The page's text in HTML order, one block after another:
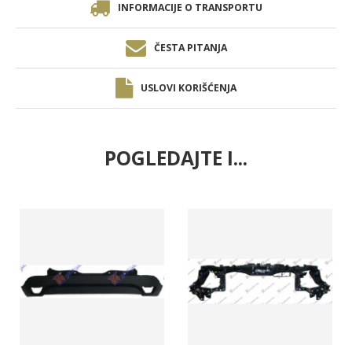
INFORMACIJE O TRANSPORTU
ČESTA PITANJA
USLOVI KORIŠĆENJA
POGLEDAJTE I...